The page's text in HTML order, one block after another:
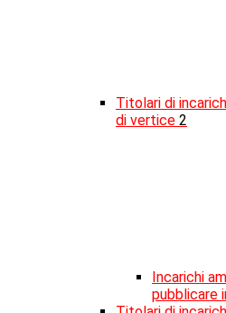
Titolari di
di vertice 2
Incarichi
pubblicare